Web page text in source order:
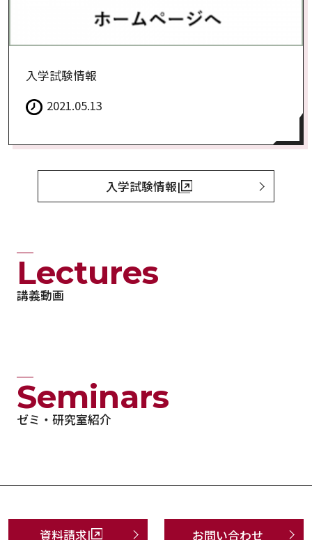
入学試験情報
2021.05.13
入学試験情報
講義動画
Lectures
ゼミ・研究室紹介
Seminars
資料請求 お問い合わせ